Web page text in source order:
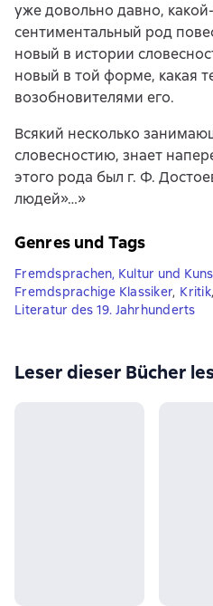
уже довольно давно,
сентиментальный род
новый в истории
новый в той форме, какая
возобновителями его.
Всякий несколько
словесностию, знает
этого рода был г. Ф.
людей»…»
Genres und Tags
Fremdsprachen, Kultur und
Fremdsprachige Klassiker, Kritik,
Literatur des 19. Jahrhunderts
Leser dieser Bücher